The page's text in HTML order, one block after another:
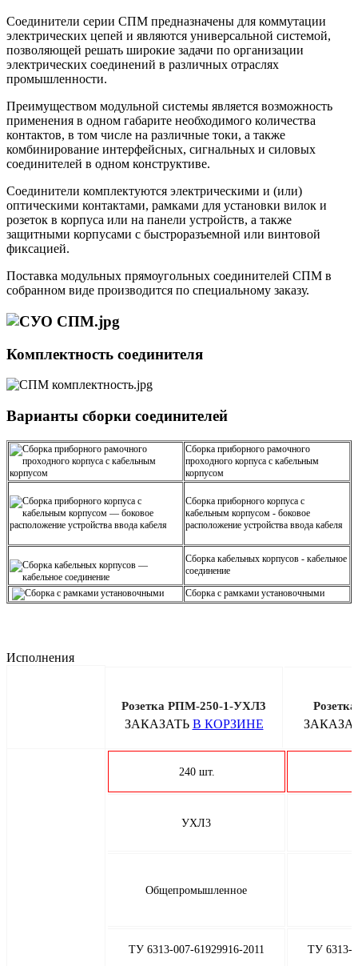
Соединители серии СПМ предназначены для коммутации
электрических цепей и являются универсальной системой,
позволяющей решать широкие задачи по организации
электрических соединений в различных отраслях
промышленности.
Преимуществом модульной системы является возможность
применения в одном габарите необходимого количества
контактов, в том числе на различные токи, а также
комбинирование интерфейсных, сигнальных и силовых
соединителей в одном конструктиве.
Соединители комплектуются электрическими и (или)
оптическими контактами, рамками для установки вилок и
розеток в корпуса или на панели устройств, а также
защитными корпусами с быстроразъемной или винтовой
фиксацией.
Поставка модульных прямоугольных соединителей СПМ в
собранном виде производится по специальному заказу.
Комплектность соединителя
Варианты сборки соединителей
Сборка приборного рамочного
проходного корпуса с кабельным
корпусом
Сборка приборного корпуса с
кабельным корпусом - боковое
расположение устройства ввода кабеля
Сборка кабельных корпусов - кабельное
соединение
Сборка с рамками установочными
Исполнения
Розетка РПМ-250-1-УХЛ3
ЗАКАЗАТЬ В КОРЗИНЕ
240 шт.
УХЛ3
Общепромышленное
ТУ 6313-007-61929916-2011 ТУ 6313-